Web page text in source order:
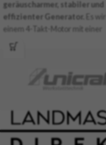
geräuscharmer, stabiler und
effizienter Generator.
Es
einem 4-Takt-Motor mit einer
Leistung von 13 PS
Hubraum von 389 cm³
ausgestattet, so dass ein Motor
Batterieentladung besteht
Möglichkeit eines manuellen
unter Verwendung des